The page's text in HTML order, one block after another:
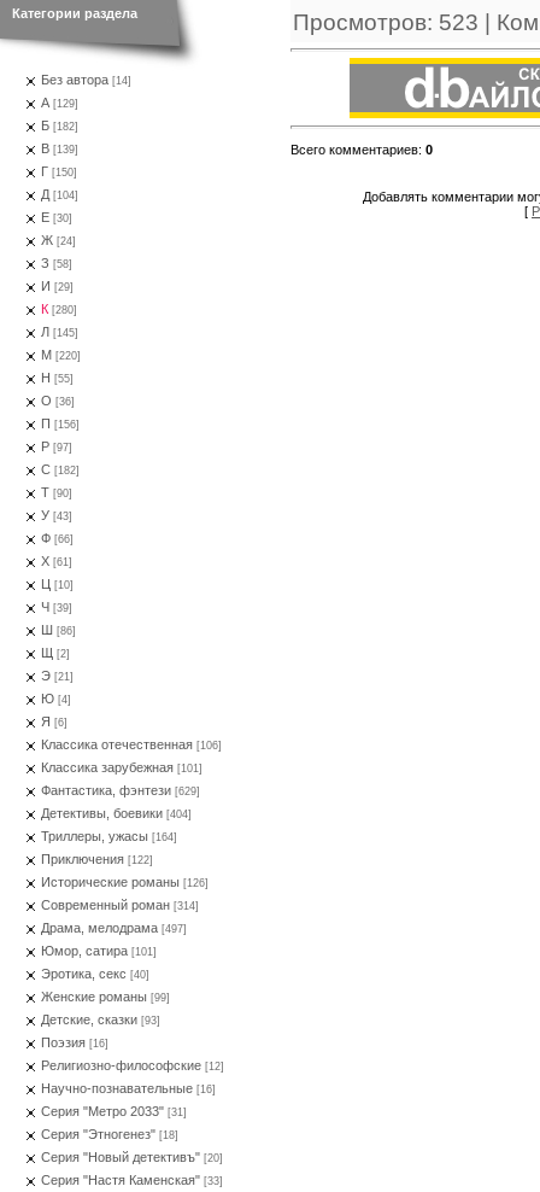
Категории раздела
Без автора [14]
А [129]
Б [182]
В [139]
Г [150]
Д [104]
Е [30]
Ж [24]
З [58]
И [29]
К [280]
Л [145]
М [220]
Н [55]
О [36]
П [156]
Р [97]
С [182]
Т [90]
У [43]
Ф [66]
Х [61]
Ц [10]
Ч [39]
Ш [86]
Щ [2]
Э [21]
Ю [4]
Я [6]
Классика отечественная [106]
Классика зарубежная [101]
Фантастика, фэнтези [629]
Детективы, боевики [404]
Триллеры, ужасы [164]
Приключения [122]
Исторические романы [126]
Современный роман [314]
Драма, мелодрама [497]
Юмор, сатира [101]
Эротика, секс [40]
Женские романы [99]
Детские, сказки [93]
Поэзия [16]
Религиозно-философские [12]
Научно-познавательные [16]
Серия "Метро 2033" [31]
Серия "Этногенез" [18]
Серия "Новый детективъ" [20]
Серия "Настя Каменская" [33]
Просмотров: 523 |
Всего комментариев: 0
Добавлять комментарии
[